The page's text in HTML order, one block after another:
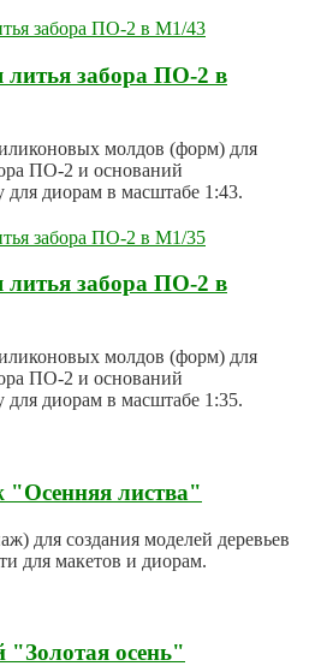
забора ПО-2 в
молдов (форм) для
ПО-2 и оснований
для диорам в масштабе 1:43.
забора ПО-2 в
молдов (форм) для
ПО-2 и оснований
для диорам в масштабе 1:35.
листва"
для создания моделей деревьев
для макетов и диорам.
осень"